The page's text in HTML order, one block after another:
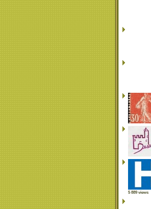
5 889 views